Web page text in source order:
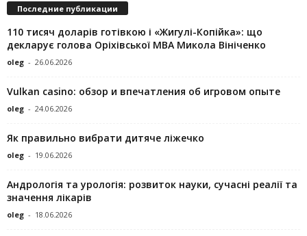
Последние публикации
110 тисяч доларів готівкою і «Жигулі-Копійка»: що
декларує голова Оріхівської МВА Микола Вініченко
oleg - 26.06.2026
Vulkan casino: обзор и впечатления об игровом опыте
oleg - 24.06.2026
Як правильно вибрати дитяче ліжечко
oleg - 19.06.2026
Андрологія та урологія: розвиток науки, сучасні реалії та
значення лікарів
oleg - 18.06.2026